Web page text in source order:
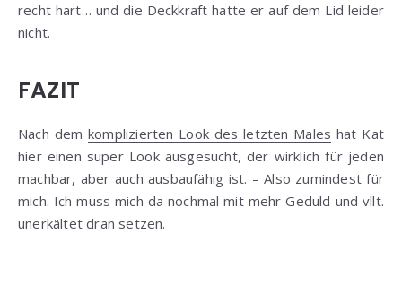
recht hart… und die Deckkraft hatte er auf dem Lid leider
nicht.
FAZIT
Nach dem komplizierten Look des letzten Males hat Kat
hier einen super Look ausgesucht, der wirklich für jeden
machbar, aber auch ausbaufähig ist. – Also zumindest für
mich. Ich muss mich da nochmal mit mehr Geduld und vllt.
unerkältet dran setzen.